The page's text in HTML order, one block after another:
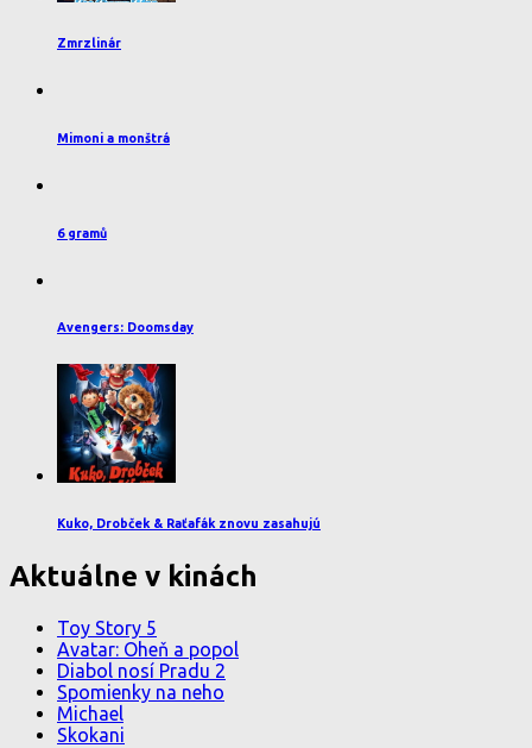
Zmrzlinár
Mimoni a monštrá
6 gramů
Avengers: Doomsday
Kuko, Drobček & Raťafák znovu zasahujú
Aktuálne v kinách
Toy Story 5
Avatar: Oheň a popol
Diabol nosí Pradu 2
Spomienky na neho
Michael
Skokani